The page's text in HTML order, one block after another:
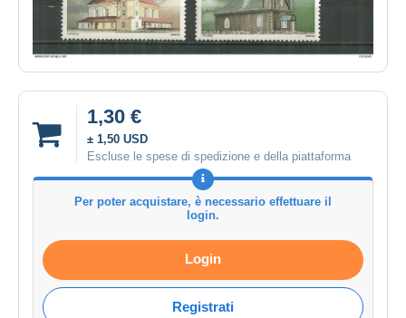
1,30 €
± 1,50 USD
Escluse le spese di spedizione e della piattaforma
Per poter acquistare, è necessario effettuare il
login.
Login
Registrati